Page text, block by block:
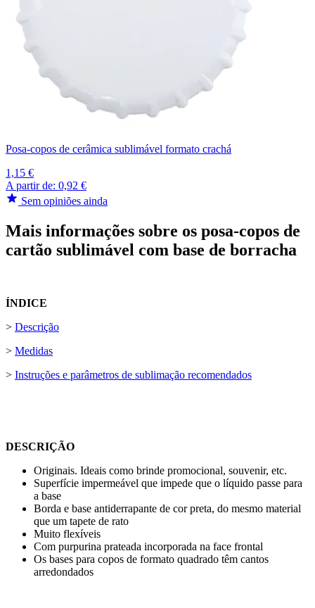
Posa-copos de cerâmica sublimável formato crachá
1,15 €
A partir de: 0,92 €
Sem opiniões ainda
Mais informações sobre os posa-copos de
cartão sublimável com base de borracha
ÍNDICE
> Descrição
> Medidas
> Instruções e parâmetros de sublimação recomendados
DESCRIÇÃO
Originais. Ideais como brinde promocional, souvenir, etc.
Superfície impermeável que impede que o líquido passe para
a base
Borda e base antiderrapante de cor preta, do mesmo material
que um tapete de rato
Muito flexíveis
Com purpurina prateada incorporada na face frontal
Os bases para copos de formato quadrado têm cantos
arredondados